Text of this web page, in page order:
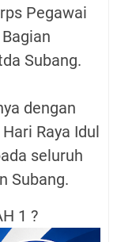
Pegawai
Subang.
dengan
Raya Idul
seluruh
Subang.
1 ?